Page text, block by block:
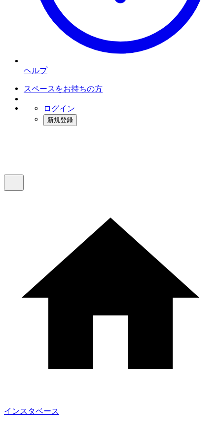
ヘルプ
スペースをお持ちの方
ログイン
新規登録
インスタベース